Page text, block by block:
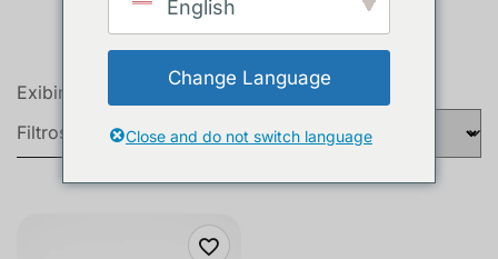
Exibindo um único resultado
Filtros
English
Change Language
Close and do not switch language